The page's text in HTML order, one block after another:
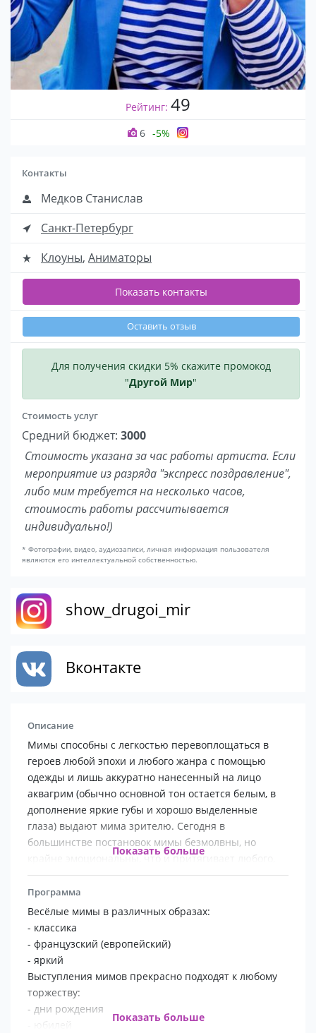
Рейтинг: 49
6 -5%
Контакты
Медков Станислав
Санкт-Петербург
Клоуны, Аниматоры
Показать контакты
Оставить отзыв
Для получения скидки 5% скажите промокод
"Другой Мир"
Стоимость услуг
Средний бюджет: 3000
Стоимость указана за час работы артиста. Если
мероприятие из разряда "экспресс поздравление",
либо мим требуется на несколько часов,
стоимость работы рассчитывается
индивидуально!)
* Фотографии, видео, аудиозаписи, личная информация пользователя
являются его интеллектуальной собственностью.
show_drugoi_mir
Вконтакте
Описание
Мимы способны с легкостью перевоплощаться в
героев любой эпохи и любого жанра с помощью
одежды и лишь аккуратно нанесенный на лицо
аквагрим (обычно основной тон остается белым, в
дополнение яркие губы и хорошо выделенные
глаза) выдают мима зрителю. Сегодня в
большинстве постановок мимы безмолвны, но
крайне эмоциональны, что и притягивает любого,
даже самого искушенного зрителя!)
Показать больше
Программа
Весёлые мимы в различных образах:
- классика
- французский (европейский)
- яркий
Выступления мимов прекрасно подходят к любому
торжеству:
- дни рождения
- юбилей
Показать больше